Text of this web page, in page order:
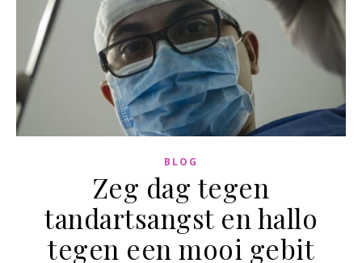
BLOG
Zeg dag tegen
tandartsangst en hallo
tegen een mooi gebit